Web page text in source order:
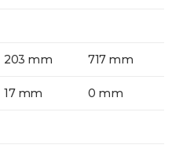
203 mm 717 mm
17 mm 0 mm